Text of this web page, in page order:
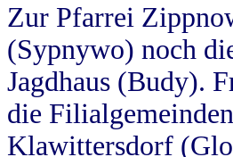
Zur Pfarrei
(Sypnywo) noch
Jagdhaus (Budy).
die
Klawittersdorf